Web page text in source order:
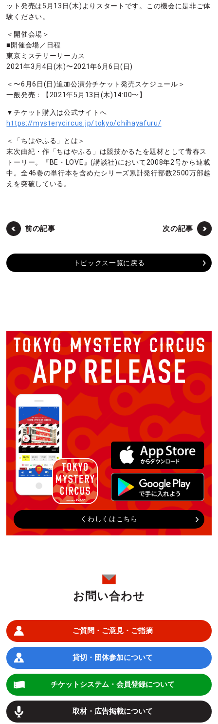
ット発売は5月13日(木)よりスタートです。この機会に是非ご体
験ください。
＜開催会場＞
■開催会場／日程
東京ミステリーサーカス
2021年3月4日(木)〜2021年6月6日(日)
＜〜6月6日(日)追加公演分チケット発売スケジュール＞
一般発売：【2021年5月13日(木)14:00〜】
▼チケット購入は公式サイトへ
https://mysterycircus.jp/tokyo/chihayafuru/
＜「ちはやふる」とは＞
末次由紀・作「ちはやふる」は競技かるたを題材として青春ス
トーリー。『BE・LOVE』(講談社)において2008年2号から連載
中。全46巻の単行本を含めたシリーズ累計発行部数2500万部越
えを突破している。
前の記事 次の記事
トピックス一覧に戻る
くわしくはこちら
お問い合わせ
ご質問・ご意見・ご指摘
貸切・団体参加について
チケットシステム・会員登録について
取材・広告掲載について